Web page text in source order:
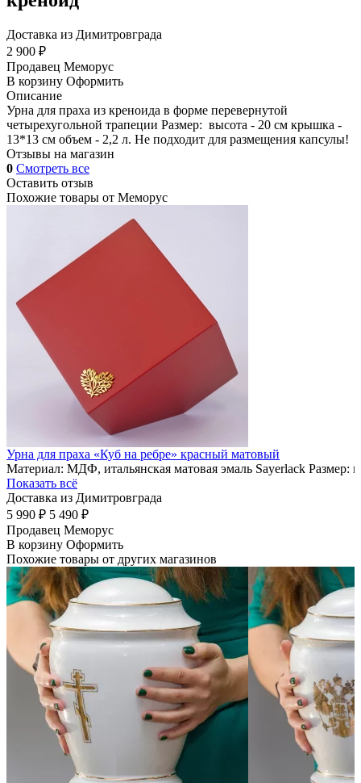
Доставка из Димитровграда
2 900 ₽
Продавец Меморус
В корзину Оформить
Описание
Урна для праха из креноида в форме перевернутой
четырехугольной трапеции Размер: высота - 20 см крышка -
13*13 см объем - 2,2 л. Не подходит для размещения капсулы!
Отзывы на магазин
0 Смотреть все
Оставить отзыв
Похожие товары от Меморус
Урна для праха «Куб на ребре» красный матовый
Материал: МДФ, итальянская матовая эмаль Sayerlack
Показать всё
Доставка из Димитровграда
5 990 ₽ 5 490 ₽
Продавец Меморус
В корзину Оформить
Похожие товары от других магазинов